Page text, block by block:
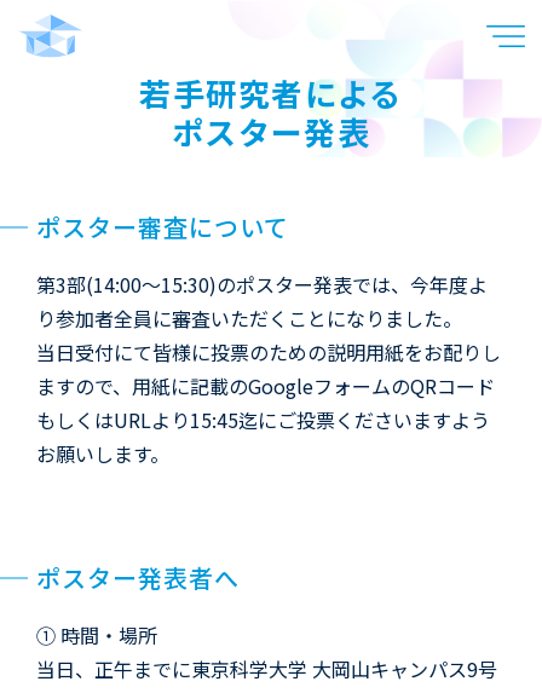
若手研究者による
ポスター発表
ポスター審査について
第3部(14:00～15:30)のポスター発表では、今年度よ
り参加者全員に審査いただくことになりました。
当日受付にて皆様に投票のための説明用紙をお配りし
ますので、用紙に記載のGoogleフォームのQRコード
もしくはURLより15:45迄にご投票くださいますよう
お願いします。
ポスター発表者へ
① 時間・場所
当日、正午までに東京科学大学 大岡山キャンパス9号